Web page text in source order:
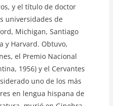
y el título de doctor
universidades de
Michigan, Santiago
y Harvard. Obtuvo,
el Premio Nacional
1956) y el Cervantes
uno de los más
en lengua hispana de